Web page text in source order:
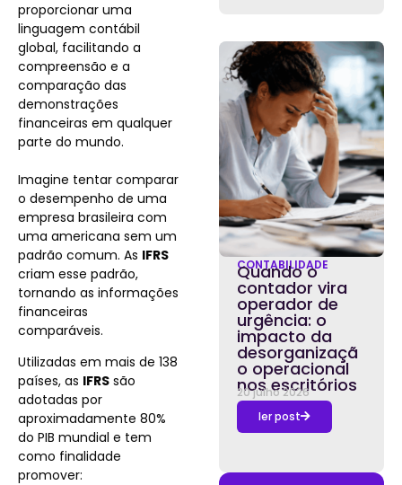
proporcionar uma
linguagem contábil
global, facilitando a
compreensão e a
comparação das
demonstrações
financeiras em qualquer
parte do mundo.
Imagine tentar comparar
o desempenho de uma
empresa brasileira com
uma americana sem um
padrão comum. As IFRS
criam esse padrão,
tornando as informações
financeiras
comparáveis.
Utilizadas em mais de 138
países, as IFRS são
adotadas por
aproximadamente 80%
do PIB mundial e tem
como finalidade
promover:
CONTABILIDADE
Quando o
contador vira
operador de
urgência: o
impacto da
desorganizaçã
o operacional
nos escritórios
20 julho 2026
ler post